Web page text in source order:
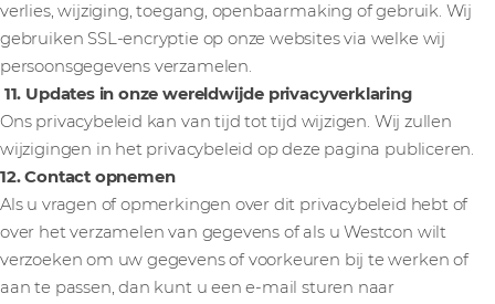
verlies, wijziging, toegang, openbaarmaking of gebruik. Wij
gebruiken SSL-encryptie op onze websites via welke wij
persoonsgegevens verzamelen.
11. Updates in onze wereldwijde privacyverklaring
Ons privacybeleid kan van tijd tot tijd wijzigen. Wij zullen
wijzigingen in het privacybeleid op deze pagina publiceren.
12. Contact opnemen
Als u vragen of opmerkingen over dit privacybeleid hebt of
over het verzamelen van gegevens of als u Westcon wilt
verzoeken om uw gegevens of voorkeuren bij te werken of
aan te passen, dan kunt u een e-mail sturen naar